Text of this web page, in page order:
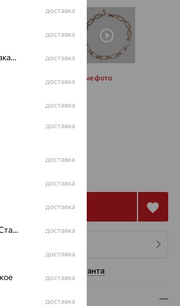
Запросить дополнительные фото
Купить
помощь консультанта
доставка
доставка
Актюбинский, Азнакаевский район доставка
доставка
доставка
доставка
доставка
доставка
доставка
Александровское, Ставропольский край доставка
доставка
доставка
доставка